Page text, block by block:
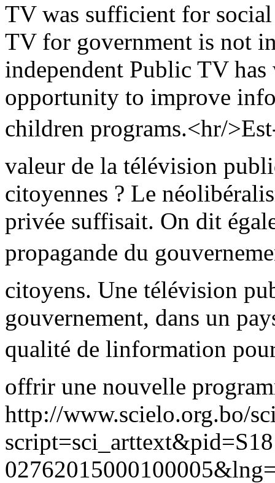
TV was sufficient for
TV for government is not
independent Public TV
opportunity to improve
children programs.<hr/
valeur de la télévision
citoyennes ? Le
privée suffisait. On dit
propagande du
citoyens. Une télévision
gouvernement, dans un
qualité de linformation
offrir une nouvelle
http://www.scielo.org.bo/